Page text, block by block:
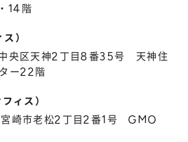
14階
）
区天神2丁目8番35号 天神住
ー22階
ィス）
崎市老松2丁目2番1号 GMO